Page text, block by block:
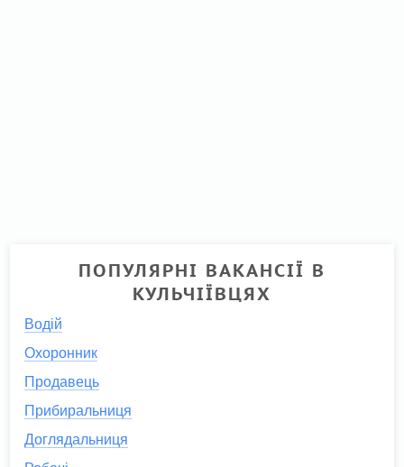
ПОПУЛЯРНІ ВАКАНСІЇ В
КУЛЬЧІЇВЦЯХ
Водій
Охоронник
Продавець
Прибиральниця
Доглядальниця